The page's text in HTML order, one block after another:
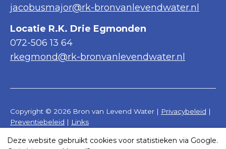
jacobusmajor@rk-bronvanlevendwater.nl
Locatie R.K. Drie Egmonden
072-506 13 64
rkegmond@rk-bronvanlevendwater.nl
Copyright © 2026 Bron van Levend Water | Privacybeleid |
Preventiebeleid | Links
Realisatie website door:Webheld.nl
Deze website gebruikt cookies voor statistieken via Google.